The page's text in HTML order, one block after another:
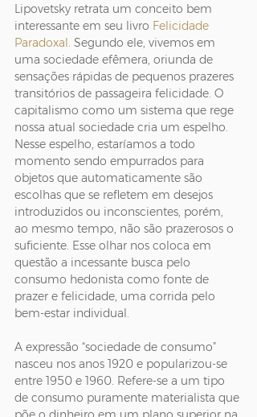
Lipovetsky retrata um conceito bem
interessante em seu livro Felicidade
Paradoxal. Segundo ele, vivemos em
uma sociedade efêmera, oriunda de
sensações rápidas de pequenos prazeres
transitórios de passageira felicidade. O
capitalismo como um sistema que rege
nossa atual sociedade cria um espelho.
Nesse espelho, estaríamos a todo
momento sendo empurrados para
objetos que automaticamente são
escolhas que se refletem em desejos
introduzidos ou inconscientes, porém,
ao mesmo tempo, não são prazerosos o
suficiente. Esse olhar nos coloca em
questão a incessante busca pelo
consumo hedonista como fonte de
prazer e felicidade, uma corrida pelo
bem-estar individual.
A expressão “sociedade de consumo”
nasceu nos anos 1920 e popularizou-se
entre 1950 e 1960. Refere-se a um tipo
de consumo puramente materialista que